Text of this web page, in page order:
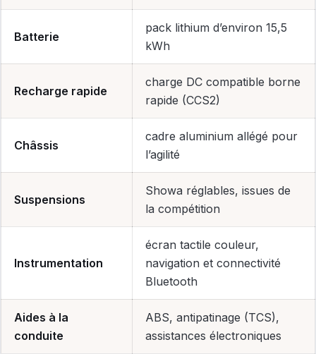
Batterie
pack lithium d’environ 15,5
kWh
Recharge rapide
charge DC compatible borne
rapide (CCS2)
Châssis
cadre aluminium allégé pour
l’agilité
Suspensions
Showa réglables, issues de
la compétition
Instrumentation
écran tactile couleur,
navigation et connectivité
Bluetooth
Aides à la
conduite
ABS, antipatinage (TCS),
assistances électroniques